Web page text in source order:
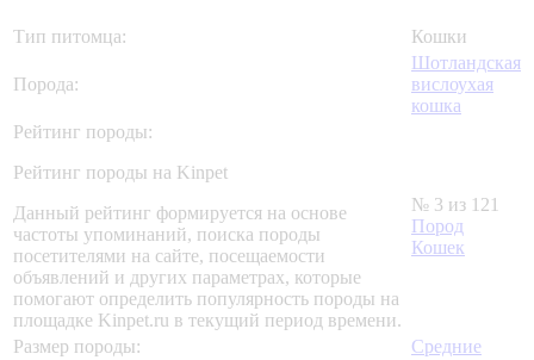
Тип питомца: Кошки
Порода:
Шотландская
вислоухая
кошка
Рейтинг породы:
Рейтинг породы на Kinpet
Данный рейтинг формируется на основе
частоты упоминаний, поиска породы
посетителями на сайте, посещаемости
объявлений и других параметрах, которые
помогают определить популярность породы на
площадке Kinpet.ru в текущий период времени.
№ 3 из 121
Пород
Кошек
Размер породы:
Средние